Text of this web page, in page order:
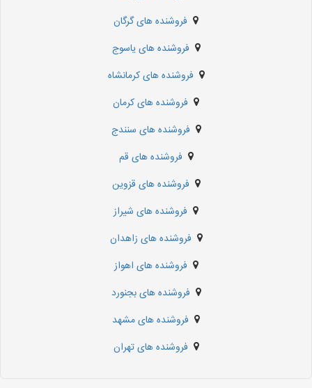
فروشنده های گرگان
فروشنده های یاسوج
فروشنده های کرمانشاه
فروشنده های کرمان
فروشنده های سنندج
فروشنده های قم
فروشنده های قزوین
فروشنده های شیراز
فروشنده های زاهدان
فروشنده های اهواز
فروشنده های بجنورد
فروشنده های مشهد
فروشنده های تهران